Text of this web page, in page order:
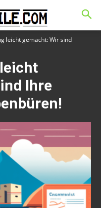
leicht gemacht: Wir sind
Ihre